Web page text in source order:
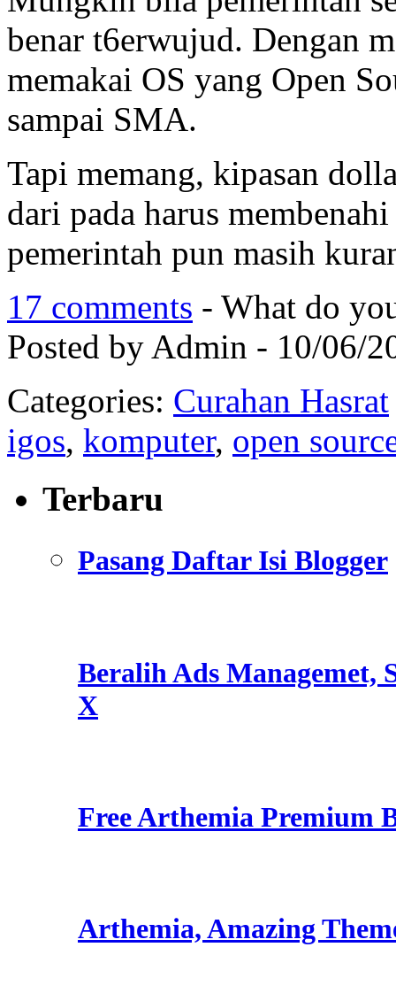
benar t6erwujud. Dengan
memakai OS yang Open
sampai SMA.
Tapi memang, kipasan
dari pada harus
pemerintah pun masih
17 comments - What do
Posted by Admin - 10/06/
Categories: Curahan Hasrat
igos, komputer, open
Terbaru
Pasang Daftar Isi Blogger
Beralih Ads Managemet,
X
Free Arthemia Premium
Arthemia, Amazing